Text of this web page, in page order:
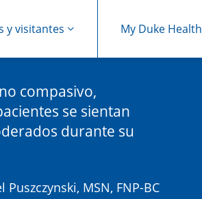
y visitantes My Duke Health
compasivo,
se sientan
durante su
Puszczynski, MSN, FNP-BC